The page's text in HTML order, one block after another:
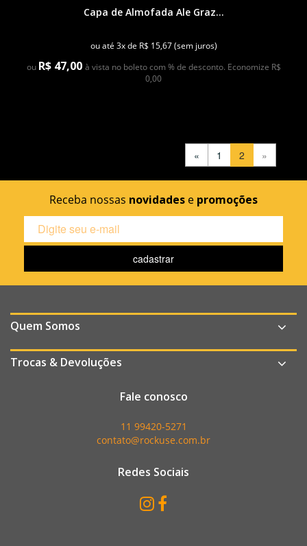
Capa de Almofada Ale Graz...
ou até 3x de R$ 15,67 (sem juros)
ou R$ 47,00 à vista no boleto com % de desconto. Economize R$
0,00
« 1 2 »
Receba nossas novidades e promoções
Quem Somos
Trocas & Devoluções
Fale conosco
11 99420-5271
contato@rockuse.com.br
Redes Sociais